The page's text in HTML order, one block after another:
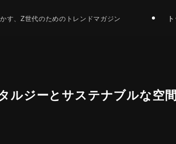
す、Z世代のためのトレンドマガジン
ルジーとサステナブルな空